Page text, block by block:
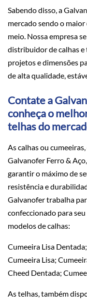
Sabendo disso, a
mercado sendo o maior
meio. Nossa empresa
distribuidor de calhas
projetos e dimensões
de alta qualidade,
Contate a
conheça o
telhas do
As calhas ou
Galvanofer Ferro &
garantir o máximo de
resistência e
Galvanofer trabalha
confeccionado para
modelos de calhas:
Cumeeira Lisa
Cumeeira Lisa;
Cheed Dentada;
As telhas, também